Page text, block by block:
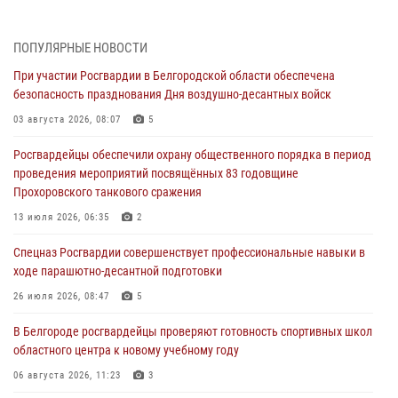
Подвиги героев‑росгвардейцев увековечили в новой музейной
экспозиции белгородского музея‑диорамы «Курская битва.
06 августа 2026, 12:05 3
В Белгороде росгвардейцы проверяют готовность спортивных школ
областного центра к новому учебному году
Росгвардия обеспечила общественную безопасность празднования
83-й годовщины освобождения г. Белгорода от немецко -
06 августа 2026, 06:54 3
Офицеры Росгвардии и ветераны войск правопорядка почтили
ПОПУЛЯРНЫЕ НОВОСТИ
При участии Росгвардии в Белгородской области обеспечена
безопасность празднования Дня воздушно-десантных войск
03 августа 2026, 08:07 5
Росгвардейцы обеспечили охрану общественного порядка в период
проведения мероприятий посвящённых 83 годовщине
Прохоровского танкового сражения
13 июля 2026, 06:35 2
Спецназ Росгвардии совершенствует профессиональные навыки в
ходе парашютно-десантной подготовки
26 июля 2026, 08:47 5
В Белгороде росгвардейцы проверяют готовность спортивных школ
областного центра к новому учебному году
06 августа 2026, 11:23 3